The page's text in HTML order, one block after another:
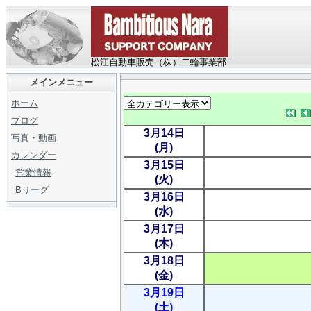
松江自動車販売（株）二輪事業部
メインメニュー
ホーム
ブログ
写真・動画
カレンダー
営業情報
Bリーグ
3月14日
(月)
3月15日
(火)
3月16日
(水)
3月17日
(木)
3月18日
(金)
3月19日
(土)